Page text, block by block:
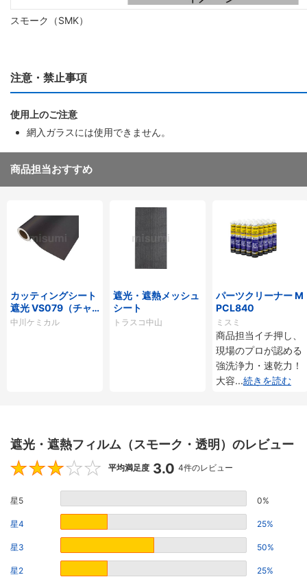
スモーク（SMK）
注意・禁止事項
使用上のご注意
網入ガラスには使用できません。
商品担当おすすめ
カッティングシート
遮光 VS079（チャ
コールグレー）
中川ケミカル
遮光・遮熱メッシュ
シート
トラスコ中山
パーツクリーナー M
PCL840
ミスミ
商品担当イチ押し、
現場のプロが認める
強洗浄力・速乾力！
大容...続きを読む
遮光・遮熱フィルム（スモーク・透明）のレビュー
3
平均満足度 3.0 4件のレビュー
星5 0%
星4 25%
星3 50%
星2 25%